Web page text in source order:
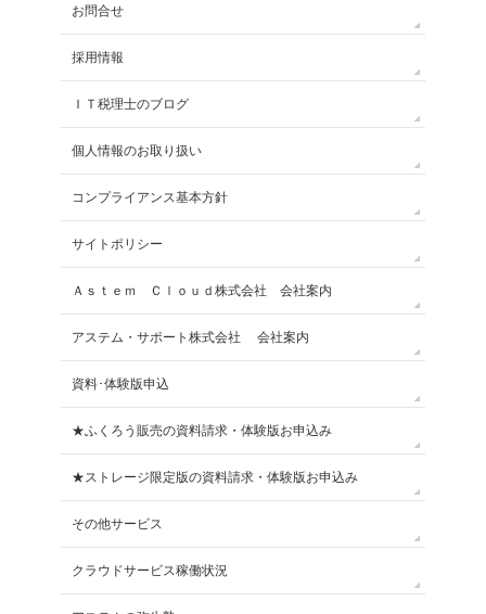
お問合せ
採用情報
ＩＴ税理士のブログ
個人情報のお取り扱い
コンプライアンス基本方針
サイトポリシー
Ａｓｔｅｍ Ｃｌｏｕｄ株式会社 会社案内
アステム・サポート株式会社 会社案内
資料･体験版申込
★ふくろう販売の資料請求・体験版お申込み
★ストレージ限定版の資料請求・体験版お申込み
その他サービス
クラウドサービス稼働状況